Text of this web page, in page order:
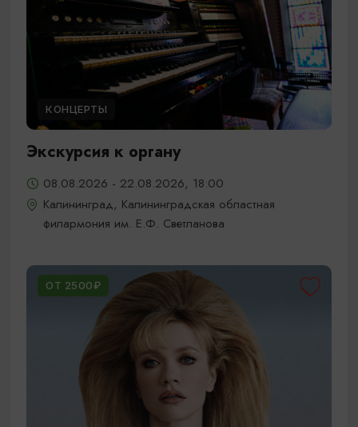
КОНЦЕРТЫ
Экскурсия к органу
08.08.2026 - 22.08.2026, 18:00
Калининград, Калининградская областная
филармония им. Е.Ф. Светланова
ОТ 2500₽